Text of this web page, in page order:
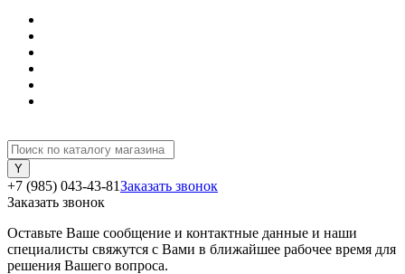
+7 (985) 043-43-81Заказать звонок
Заказать звонок
Оставьте Ваше сообщение и контактные данные и наши
специалисты свяжутся с Вами в ближайшее рабочее время для
решения Вашего вопроса.